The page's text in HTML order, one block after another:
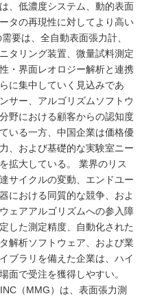
、低濃度システム、動的表面
タの再現性に対してより高い
要は、全自動表面張力計、
タリング装置、微量試料測定
・界面レオロジー解析と連携
に集中していく見込みであ
サー、アルゴリズムソフトウ
野における顧客からの認知度
いる一方、中国企業は価格優
、および基礎的な実験室ニー
拡大している。 業界のリス
サイクルの変動、エンドユー
における同質的な競争、およ
ェアアルゴリズムへの参入障
した測定精度、自動化された
解析ソフトウェア、および業
ブラリを備えた企業は、ハイ
面で受注を獲得しやすい。
（MMG）は、表面張力測